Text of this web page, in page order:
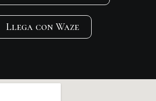
Llega con Waze